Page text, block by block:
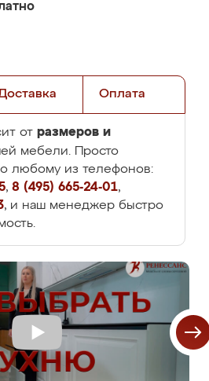
Оплата
от размеров и
мебели. Просто
любому из телефонов:
, 8 (495) 665-24-01,
, и наш менеджер быстро